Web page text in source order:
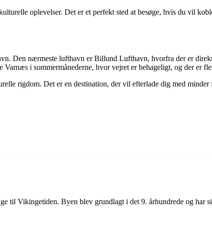
oplevelser. Det er et perfekt sted at besøge, hvis du vil
Den nærmeste lufthavn er Billund Lufthavn, hvorfra der er
i sommermånederne, hvor vejret er behageligt, og der er
rigdom. Det er en destination, der vil efterlade dig med minder
til Vikingetiden. Byen blev grundlagt i det 9. århundrede og har